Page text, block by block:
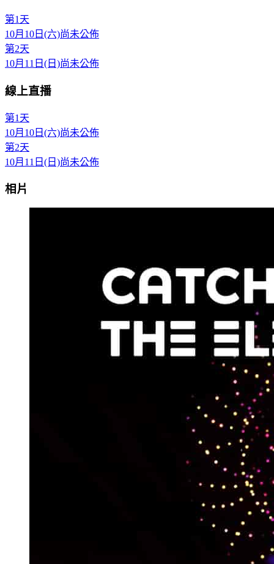
第1天
10月10日(六)尚未公佈
第2天
10月11日(日)尚未公佈
線上直播
第1天
10月10日(六)尚未公佈
第2天
10月11日(日)尚未公佈
相片